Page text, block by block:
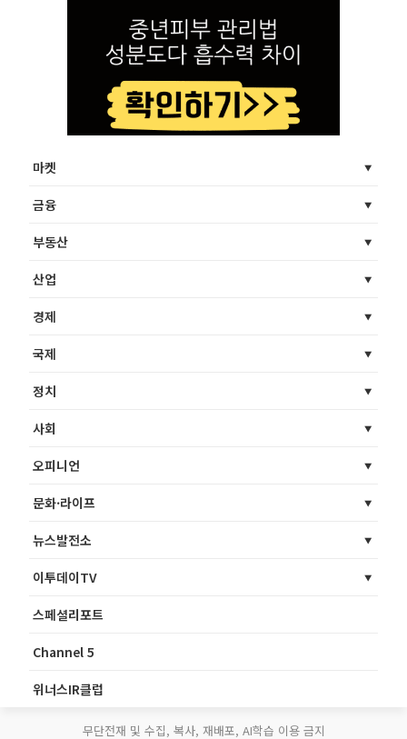
마켓
금융
부동산
산업
경제
국제
정치
사회
오피니언
문화·라이프
뉴스발전소
이투데이TV
스페셜리포트
Channel 5
위너스IR클럽
무단전재 및 수집, 복사, 재배포, AI학습 이용 금지